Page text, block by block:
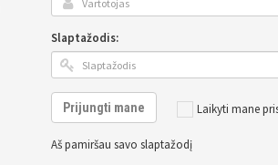
Slaptažodis:
Laikyti mane
Prijungti mane
Aš pamiršau savo slaptažodį